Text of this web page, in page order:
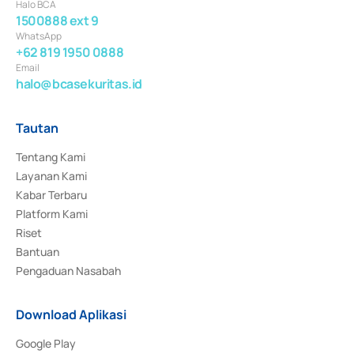
Halo BCA
1500888 ext 9
WhatsApp
+62 819 1950 0888
Email
halo@bcasekuritas.id
Tautan
Tentang Kami
Layanan Kami
Kabar Terbaru
Platform Kami
Riset
Bantuan
Pengaduan Nasabah
Download Aplikasi
Google Play